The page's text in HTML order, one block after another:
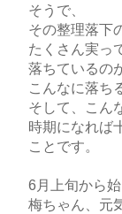
そうで、
その整理落下
たくさん実っ
落ちているの
こんなに落ち
そして、こん
時期になれば
ことです。
6月上旬から
梅ちゃん、元